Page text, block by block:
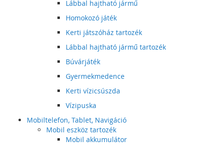
Lábbal hajtható jármű
Homokozó játék
Kerti játszóház tartozék
Lábbal hajtható jármű tartozék
Búvárjáték
Gyermekmedence
Kerti vízicsúszda
Vízipuska
Mobiltelefon, Tablet, Navigáció
Mobil eszköz tartozék
Mobil akkumulátor